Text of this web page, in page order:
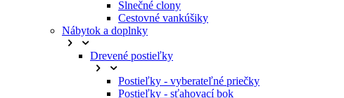
Slnečné clony
Cestovné vankúšiky
Nábytok a doplnky
Drevené postieľky
Postieľky - vyberateľné priečky
Postieľky - sťahovací bok